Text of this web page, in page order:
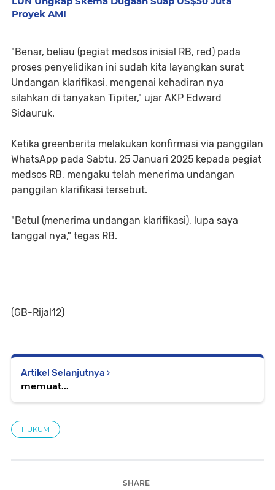
Proyek AMI
"Benar, beliau (pegiat medsos inisial RB, red) pada
proses penyelidikan ini sudah kita layangkan surat
Undangan klarifikasi, mengenai kehadiran nya
silahkan di tanyakan Tipiter," ujar AKP Edward
Sidauruk.
Ketika greenberita melakukan konfirmasi via panggilan
WhatsApp pada Sabtu, 25 Januari 2025 kepada pegiat
medsos RB, mengaku telah menerima undangan
panggilan klarifikasi tersebut.
"Betul (menerima undangan klarifikasi), lupa saya
tanggal nya," tegas RB.
(GB-Rijal12)
Artikel Selanjutnya
memuat...
HUKUM
SHARE